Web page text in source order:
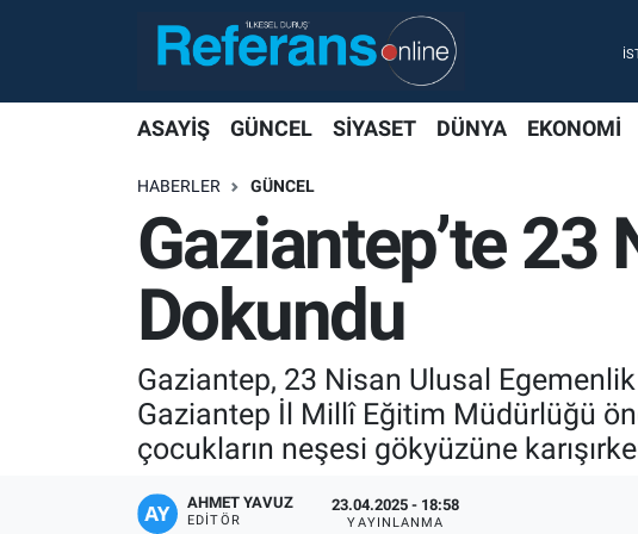
ASAYİŞ GÜNCEL SİYASET DÜNYA EKONOMİ
HABERLER GÜNCEL
Gaziantep’te
Dokundu
Gaziantep, 23 Nisan Ulusal Egemenlik
Gaziantep İl Millî Eğitim Müdürlüğü
çocukların neşesi gökyüzüne
AHMET YAVUZ
EDITÖR
23.04.2025 - 18:58
YAYINLANMA